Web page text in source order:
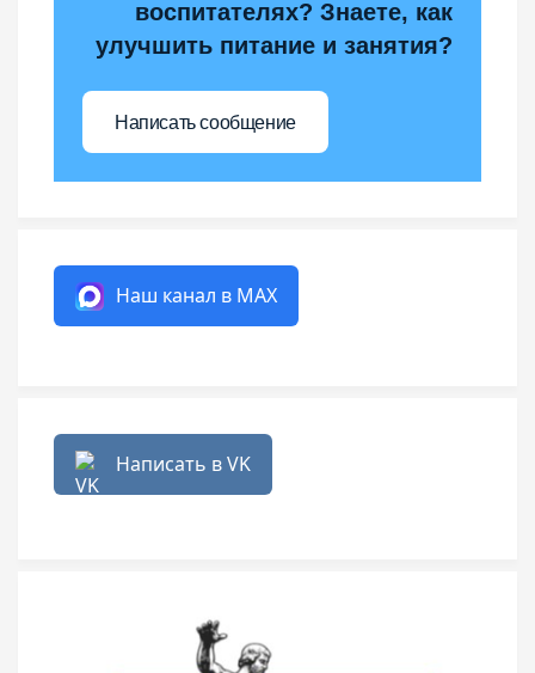
воспитателях? Знаете, как
улучшить питание и занятия?
Написать сообщение
Наш канал в MAX
Написать в VK